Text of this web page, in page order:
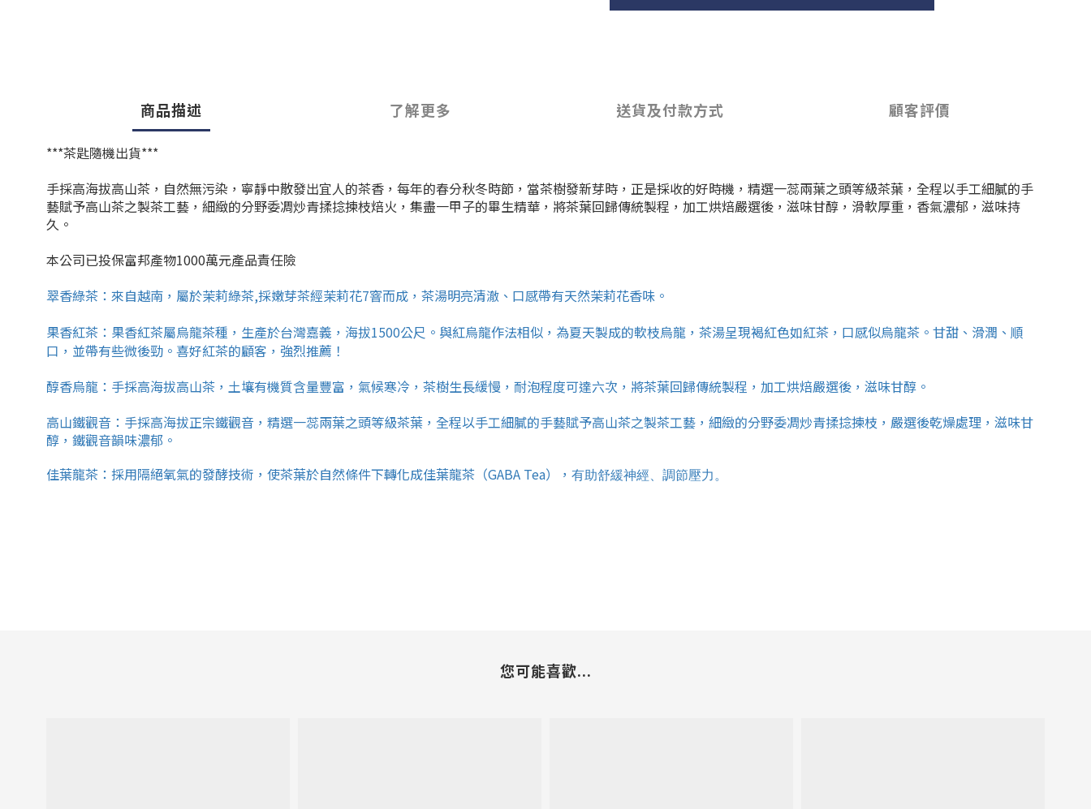
商品描述 了解更多 送貨及付款方式 顧客評價
***茶匙隨機出貨***
手採高海拔高山茶，自然無污染，寧靜中散發出宜人的茶香，每年的春分秋冬時節，當茶樹發新芽時，正是採收的好時機，精選一蕊兩葉之頭等級茶葉，全程以手工細膩的手
藝賦予高山茶之製茶工藝，細緻的分野委凋炒青揉捻揀枝焙火，集盡一甲子的畢生精華，將茶葉回歸傳統製程，加工烘焙嚴選後，滋味甘醇，滑軟厚重，香氣濃郁，滋味持
久。
本公司已投保富邦產物1000萬元產品責任險
翠香綠茶：來自越南，屬於茉莉綠茶,採嫩芽茶經茉莉花7窨而成，茶湯明亮清澈、口感帶有天然茉莉花香味。
果香紅茶： 果香紅茶屬烏龍茶種，生產於台灣嘉義，海拔1500公尺。與紅烏龍作法相似，為夏天製成的軟枝烏龍，茶湯呈現褐紅色如紅茶，口感似烏龍茶。甘甜、滑潤、順
口，並帶有些微後勁。喜好紅茶的顧客，強烈推薦！
醇香烏龍： 手採高海拔高山茶， 土壤有機質含量豐富，氣候寒冷， 茶樹生長緩慢，耐泡程度可達六次，將茶葉回歸傳統製程，加工烘焙嚴選後，滋味甘醇。
高山鐵觀音：手採高海拔正宗鐵觀音，精選一蕊兩葉之頭等級茶葉，全程以手工細膩的手藝賦予高山茶之製茶工藝，細緻的分野委凋炒青揉捻揀枝，嚴選後乾燥處理，滋味甘
醇，鐵觀音韻味濃郁。
佳葉龍茶：採用隔絕氧氣的發酵技術，使茶葉於自然條件下轉化成佳葉龍茶（GABA Tea）， 有助舒緩神經、調節壓力。
您可能喜歡...